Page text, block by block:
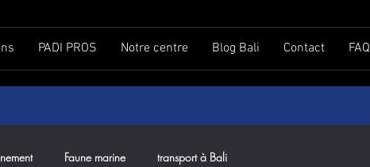
PADI PROS Notre centre Blog Bali Contact FAQ
Faune marine transport à Bali